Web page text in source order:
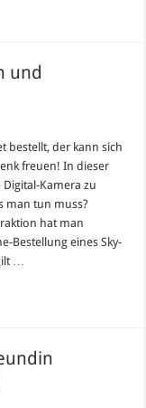
und
bestellt, der kann sich
freuen! In dieser
Kamera zu
man tun muss?
hat man
Bestellung eines Sky-
…